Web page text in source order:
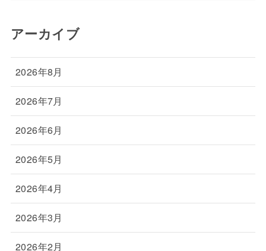
アーカイブ
2026年8月
2026年7月
2026年6月
2026年5月
2026年4月
2026年3月
2026年2月